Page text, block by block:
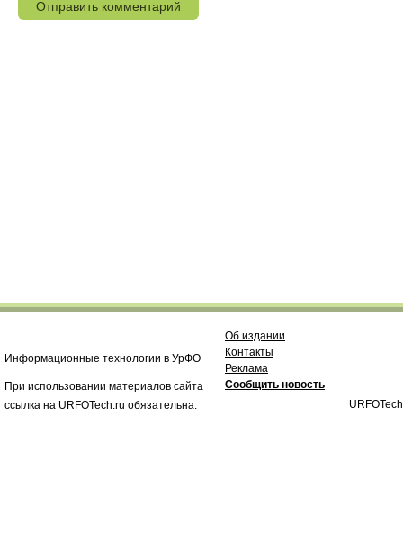
Информационные технологии в УрФО
При использовании материалов сайта
ссылка на URFOTech.ru обязательна.
Об издании
Контакты
Реклама
Сообщить новость